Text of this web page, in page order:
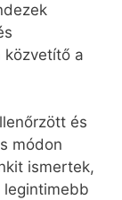
közvetítő a
és
módon
ismertek,